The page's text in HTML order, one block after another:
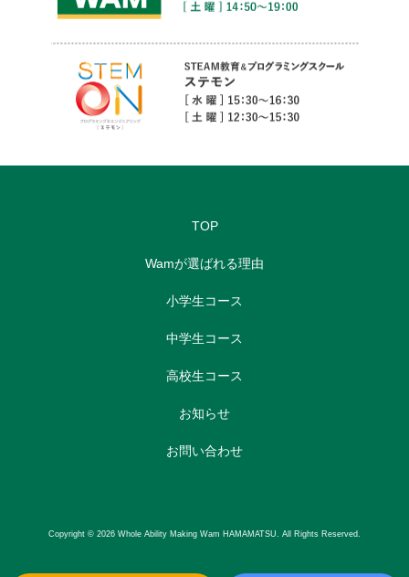
TOP
Wamが選ばれる理由
小学生コース
中学生コース
高校生コース
お知らせ
お問い合わせ
Copyright © 2026 Whole Ability Making Wam HAMAMATSU. All Rights Reserved.